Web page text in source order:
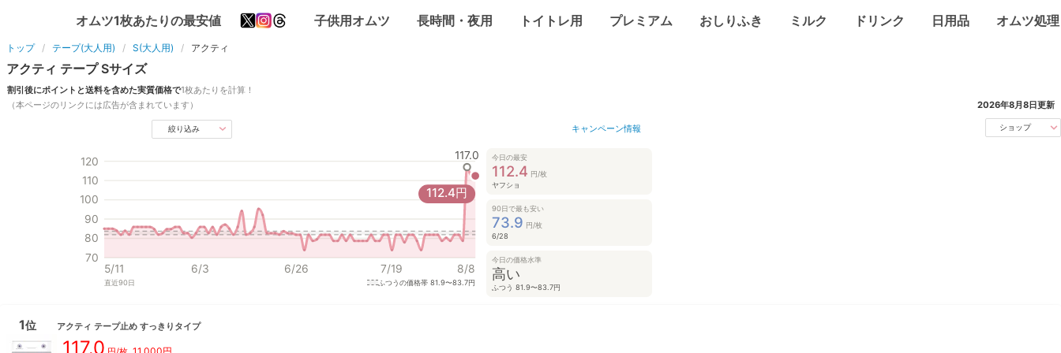
オムツ1枚あたりの最安値 子供用オムツ 長時間・夜用 トイトレ用 プレミアム おしりふき ミルク ドリンク 日用品 オムツ処理
トップ テープ(大人用) S(大人用) アクティ
アクティ テープ Sサイズ
割引後にポイントと送料を含めた実質価格で1枚あたりを計算！
（本ページのリンクには広告が含まれています）
2026年8月8日更新
絞り込み キャンペーン情報 ショップ
今日の最安
112.4 円/枚
ヤフショ
90日で最も安い
73.9 円/枚
6/28
今日の価格水準
高い
ふつう 81.9〜83.7円
70
80
90
100
110
120
5/11 6/3 6/26 7/19 8/8
117.0
112.4円
直近90日 ふつうの価格帯81.9〜83.7円
1位 アクティ テープ止め すっきりタイプ
117.0